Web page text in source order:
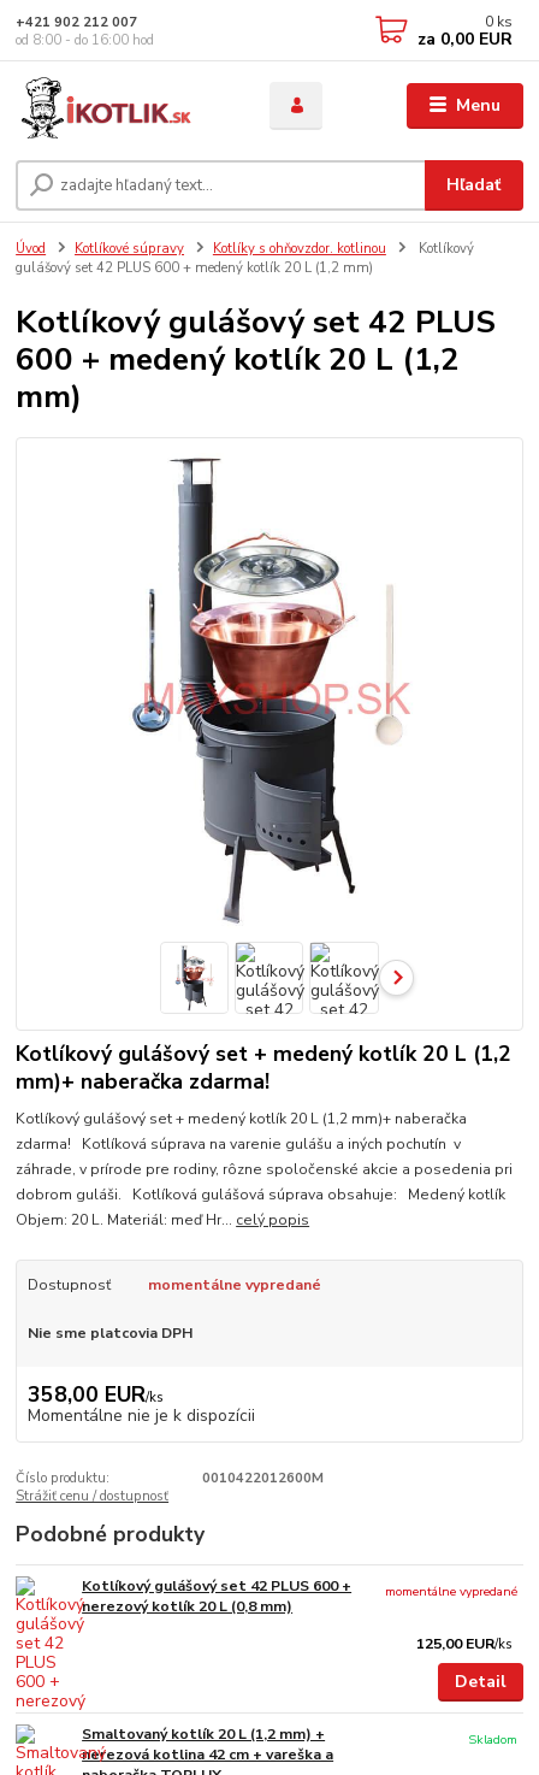
Menu
Hľadať
+421 902 212 007
od 8:00 - do 16:00 hod
0 ks
za 0,00 EUR
Úvod Kotlíkové súpravy Kotlíky s ohňovzdor. kotlinou
Kotlíkový
gulášový set 42 PLUS 600 + medený kotlík 20 L (1,2 mm)
Kotlíkový gulášový set 42 PLUS
600 + medený kotlík 20 L (1,2
mm)
Kotlíkový gulášový set + medený kotlík 20 L (1,2
mm)+ naberačka zdarma!
Kotlíkový gulášový set + medený kotlík 20 L (1,2 mm)+ naberačka
zdarma! Kotlíková súprava na varenie gulášu a iných pochutín v
záhrade, v prírode pre rodiny, rôzne spoločenské akcie a posedenia pri
dobrom guláši. Kotlíková gulášová súprava obsahuje: Medený kotlík
Objem: 20 L. Materiál: meď Hr... celý popis
Dostupnosť momentálne vypredané
Nie sme platcovia DPH
358,00 EUR/ks
Momentálne nie je k dispozícii
Číslo produktu:
0010422012600M
Strážiť cenu / dostupnosť
Podobné produkty
Kotlíkový gulášový set 42 PLUS 600 +
nerezový kotlík 20 L (0,8 mm)
125,00 EUR/ks
momentálne vypredané
Detail
Smaltovaný kotlík 20 L (1,2 mm) +
nerezová kotlina 42 cm + vareška a
Skladom